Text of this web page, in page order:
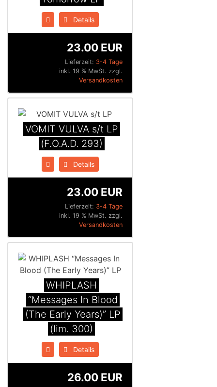
Details
Lieferzeit: 3-4 Tage
23.00 EUR
inkl. 19 % MwSt. zzgl.
Versandkosten
VOMIT VULVA s/t LP
(F.O.A.D. 293)
Details
Lieferzeit: 3-4 Tage
23.00 EUR
inkl. 19 % MwSt. zzgl.
Versandkosten
WHIPLASH
“Messages In Blood
(The Early Years)” LP
(lim. 300)
Details
26.00 EUR